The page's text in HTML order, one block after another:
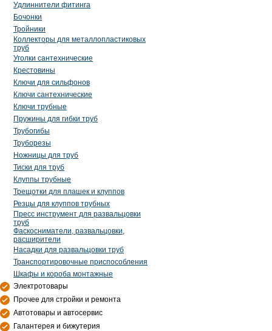
Удлиннители фитинга
Бочонки
Тройники
Коллекторы для металлопластиковых
труб
Уголки сантехнические
Крестовины
Ключи для сильфонов
Ключи сантехнические
Ключи трубные
Пружины для гибки труб
Трубогибы
Труборезы
Ножницы для труб
Тиски для труб
Клуппы трубные
Трещотки для плашек и клуппов
Резцы для клуппов трубных
Пресс инструмент для развальцовки
труб
Фаскосниматели, развальцовки,
расширители
Насадки для развальцовки труб
Транспортировочные приспособления
Шкафы и короба монтажные
Электротовары
Прочее для стройки и ремонта
Автотовары и автосервис
Галантерея и бижутерия